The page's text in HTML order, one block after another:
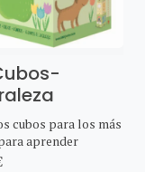
cubos para los más
aprender